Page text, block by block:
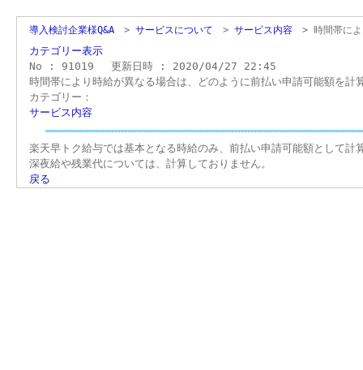
導入検討企業様Q&A > サービスについて > サービス内容 > 時間帯に
カテゴリー表示
No : 91019
更新日時 : 2020/04/27 22:45
時間帯により時給が異なる場合は、どのように前払い申請可能額を計
カテゴリー：
サービス内容
楽天早トク給与では基本となる時給のみ、前払い申請可能額として計
深夜給や残業代については、計算しておりません。
戻る